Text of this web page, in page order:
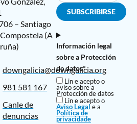
– Santiago
(A
downgalicia@downgalicia.org
981 581 167
Canle de
denuncias
Información legal
sobre a Protección
de datos*
Lin e acepto o
aviso sobre a
Protección de datos
Lin e acepto o
Aviso Legale a
Política de
privacidade